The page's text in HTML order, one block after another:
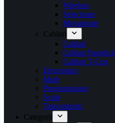
Wireless
Selectoare
Mecanisme
Cabluri
Cabluri
Cabluri Panglică
Cabluri T-Con
Electronice
Mufe
Programatoare
Scule
Telecomenzi
Categorii